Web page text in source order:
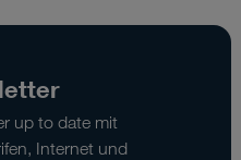
up to date mit
Internet und